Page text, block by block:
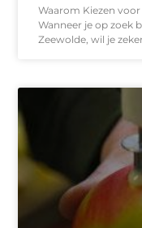
Waarom Kiezen
Wanneer je op zoek
Zeewolde, wil je